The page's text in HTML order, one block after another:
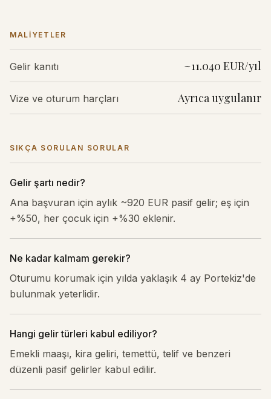
MALIYETLER
Gelir kanıtı ~11.040 EUR/yıl
Vize ve oturum harçları Ayrıca uygulanır
SIKÇA SORULAN SORULAR
Gelir şartı nedir?
Ana başvuran için aylık ~920 EUR pasif gelir; eş için
+%50, her çocuk için +%30 eklenir.
Ne kadar kalmam gerekir?
Oturumu korumak için yılda yaklaşık 4 ay Portekiz'de
bulunmak yeterlidir.
Hangi gelir türleri kabul ediliyor?
Emekli maaşı, kira geliri, temettü, telif ve benzeri
düzenli pasif gelirler kabul edilir.